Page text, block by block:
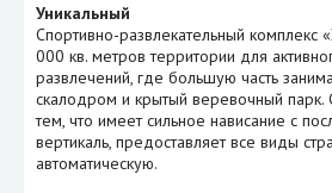
Уникальный
Спортивно-развлекательный комплекс
000 кв. метров территории для
развлечений, где большую часть
скалодром и крытый веревочный парк.
тем, что имеет сильное нависание с
вертикаль, предоставляет все виды
автоматическую.